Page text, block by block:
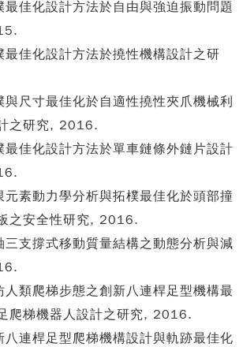
佳化設計方法於自由與強迫振動問題
佳化設計方法於撓性機構設計之研
尺寸最佳化於自適性撓性夾爪機械利
之研究, 2016.
佳化設計方法於單車鏈條外鏈片設計
素動力學分析與拓樸最佳化於頭部撞
之安全性研究, 2016.
支撐式移動質量結構之動態分析與減
類爬梯步態之創新八連桿足型機構最
爬梯機器人設計之研究, 2016.
連桿足型爬梯機構設計與軌跡最佳化